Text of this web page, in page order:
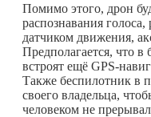
Помимо этого, дрон
распознавания
датчиком движения,
Предполагается, что в
встроят ещё GPS-
Также беспилотник в
своего владельца,
человеком не